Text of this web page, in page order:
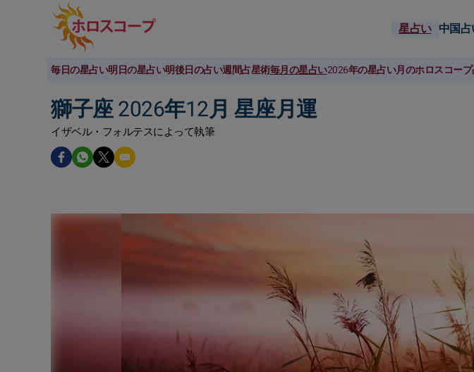
星占い 中国
毎日の星占い明日の星占い明後日の占い週間占星術毎月の星占い2026年の星占い月のホロスコープ
獅子座 2026年12月 星座月運
イザベル・フォルテスによって執筆